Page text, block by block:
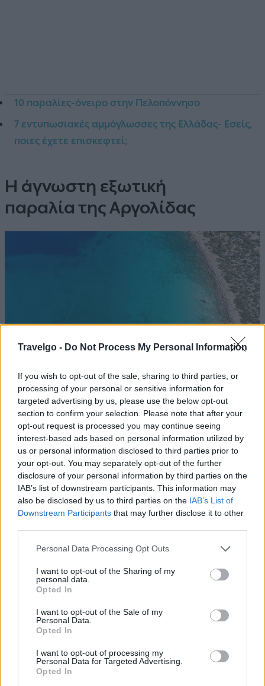
Travelgo - Do Not Process My Personal Information
If you wish to opt-out of the sale, sharing to third parties, or
processing of your personal or sensitive information for
targeted advertising by us, please use the below opt-out
section to confirm your selection. Please note that after your
opt-out request is processed you may continue seeing
interest-based ads based on personal information utilized by
us or personal information disclosed to third parties prior to
your opt-out. You may separately opt-out of the further
disclosure of your personal information by third parties on the
IAB’s list of downstream participants. This information may
also be disclosed by us to third parties on the IAB’s List of
Downstream Participants that may further disclose it to other
Please note that this website/app uses one or more Google
not limited to your visit or usage behaviour. You may click to
grant or deny consent to Google and its third-party tags to
use your data for below specified purposes in below Google
consent section.
Personal Data Processing Opt Outs
I want to opt-out of the Sharing of my
personal data.
Opted In
I want to opt-out of the Sale of my
Personal Data.
Opted In
I want to opt-out of processing my
Personal Data for Targeted Advertising.
Opted In
10 παραλίες-όνειρο στην Πελοπόννησο
7 εντυπωσιακές αμμόγλωσσες της Ελλάδας- Εσείς,
ποιες έχετε επισκεφτεί;
Η άγνωστη εξωτική
παραλία της Αργολίδας
Πηγή: haanity
Αργολίδα
έχει εξαιρετικές παραλίες με πολλούς
φανατικούς οπαδούς. Μία από αυτές είναι η
Λεπίτσα, κοντά στο χωριό της Κοιλάδας. Αυτό που
δεν γνωρίζουν πολλοί είναι πως στη σκιά της
δημοφιλούς Λεπίτσας βρίσκεται ένα μέρος που τα νερά
του μπορούν να συγκριθούν με αυτά των πιο εξωτικών
παραλιών της Ελλάδας, όπως ο Σίμος και ο Μπάλος. Σε
ενώ όταν πατάς στο βυθό η αίσθηση είναι ιδιαίτερα
Σύμφωνα με πληροφορίες, όπως διαβάζουμε στο
κείμενο του βίντεο, στην περιοχή υπήρχε αρχαία
μυκηναϊκή πόλη που βυθίστηκε και ίσως αυτός να είναι
πρόσβαση στο σημείο μπορεί να γίνει είτε με σκάφος,